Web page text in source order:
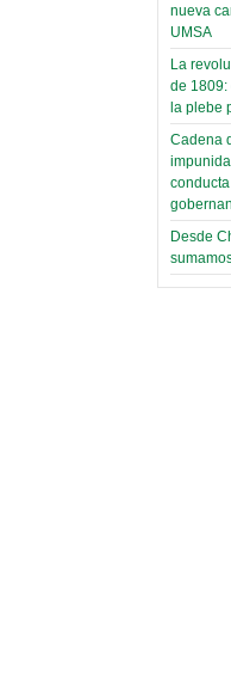
nueva
UMSA
La
de 1809:
la plebe
Cadena
Desde